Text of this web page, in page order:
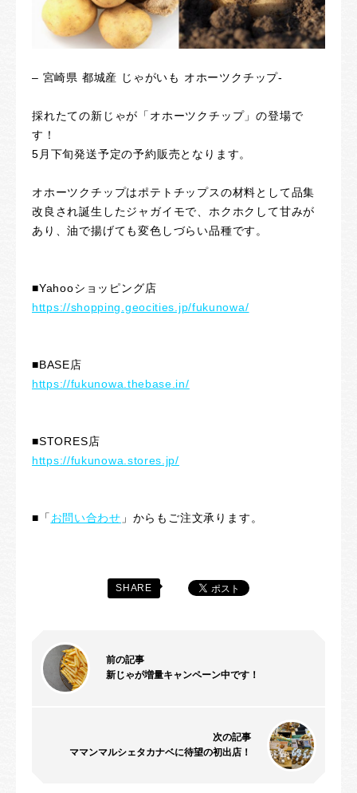
– 宮崎県 都城産 じゃがいも オホーツクチップ-
採れたての新じゃが「オホーツクチップ」の登場で
す！
5月下旬発送予定の予約販売となります。
オホーツクチップはポテトチップスの材料として品集
改良され誕生したジャガイモで、ホクホクして甘みが
あり、油で揚げても変色しづらい品種です。
■Yahooショッピング店
https://shopping.geocities.jp/fukunowa/
■BASE店
https://fukunowa.thebase.in/
■STORES店
https://fukunowa.stores.jp/
■「 お問い合わせ 」からもご注文承ります。
SHARE
前の記事
新じゃが増量キャンペーン中です！
次の記事
ママンマルシェタカナベに待望の初出店！